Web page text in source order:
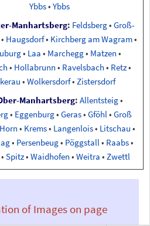
Ybbs• Ybbs
Manhartsberg: Feldsberg• Groß-
• Haugsdorf• Kirchberg am Wagram•
• Laa • Marchegg• Matzen •
• Hollabrunn • Ravelsbach • Retz•
• Wolkersdorf• Zistersdorf
Manhartsberg: Allentsteig•
• Eggenburg• Geras• Gföhl • Groß
Horn • Krems• Langenlois• Litschau •
• Persenbeug• Pöggstall • Raabs•
• Spitz• Waidhofen • Weitra • Zwettl
of Images on page